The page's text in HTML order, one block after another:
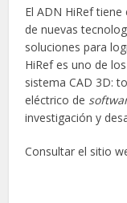
El ADN HiRef
de nuevas
soluciones para
HiRef es uno de
sistema CAD 3D:
eléctrico de
investigación y
Consultar el sitio